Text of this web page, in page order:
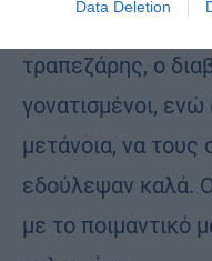
Data Deletion
τραπεζάρης, ο
γονατισμένοι, ενώ
μετάνοια, να τους
εδούλεψαν καλά.
με το ποιμαντικό